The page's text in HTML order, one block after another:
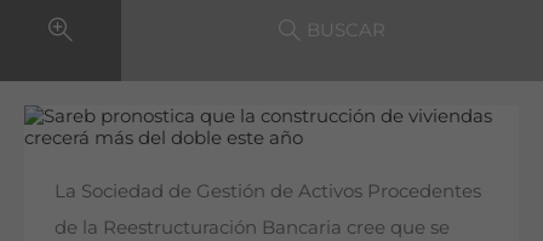
BUSCAR
La Sociedad de Gestión de Activos Procedentes
de la Reestructuración Bancaria cree que se